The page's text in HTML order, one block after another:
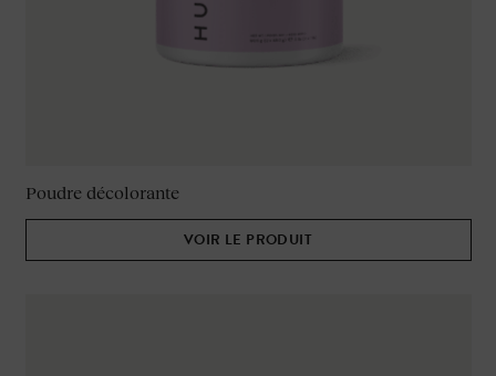
Poudre décolorante
VOIR LE PRODUIT